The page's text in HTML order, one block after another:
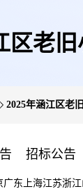
区老
2025年涵江区老
招标公告
广东 上海江苏浙江